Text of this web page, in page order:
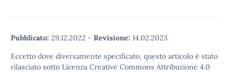
Pubblicato: 29.12.2022 - Revisione: 14.02.2023
Eccetto dove diversamente specificato, questo articolo è stato
rilasciato sotto Licenza Creative Commons Attribuzione 4.0